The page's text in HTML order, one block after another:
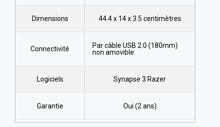
Dimensions ‎44.4 x 14 x 3.5 centimètres
Connectivité
Par câble USB 2.0 (180mm)
non amovible
Logiciels Synapse 3 Razer
Garantie Oui (2 ans)